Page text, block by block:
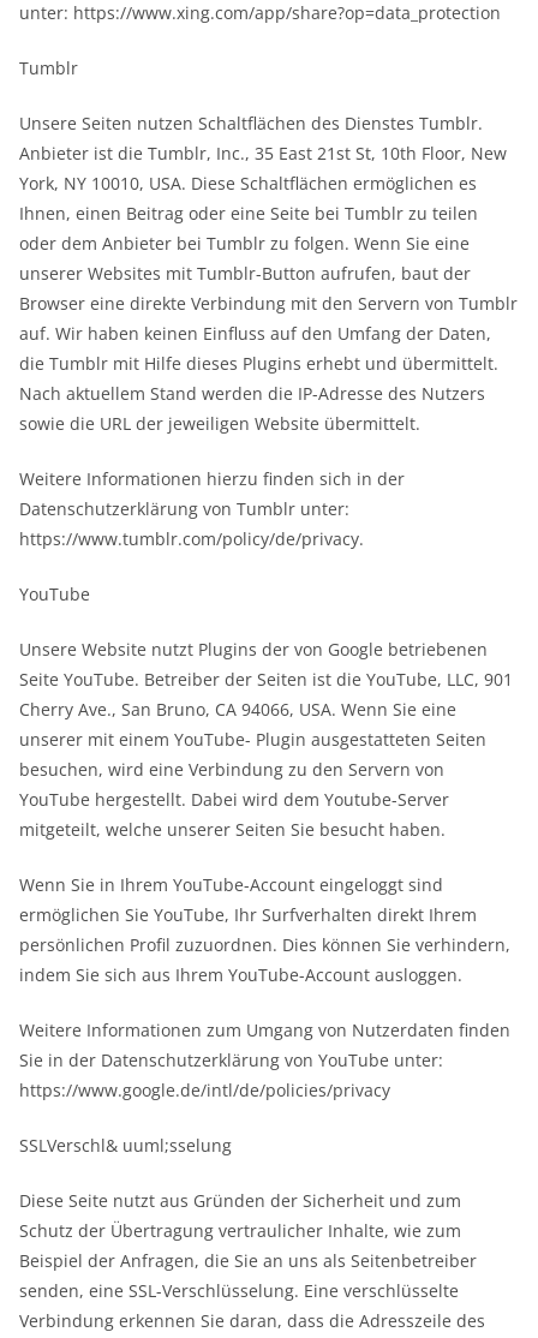
unter: https://www.xing.com/app/share?op=data_protection
Tumblr
Unsere Seiten nutzen Schaltflächen des Dienstes Tumblr.
Anbieter ist die Tumblr, Inc., 35 East 21st St, 10th Floor, New
York, NY 10010, USA. Diese Schaltflächen ermöglichen es
Ihnen, einen Beitrag oder eine Seite bei Tumblr zu teilen
oder dem Anbieter bei Tumblr zu folgen. Wenn Sie eine
unserer Websites mit Tumblr-Button aufrufen, baut der
Browser eine direkte Verbindung mit den Servern von Tumblr
auf. Wir haben keinen Einfluss auf den Umfang der Daten,
die Tumblr mit Hilfe dieses Plugins erhebt und übermittelt.
Nach aktuellem Stand werden die IP-Adresse des Nutzers
sowie die URL der jeweiligen Website übermittelt.
Weitere Informationen hierzu finden sich in der
Datenschutzerklärung von Tumblr unter:
https://www.tumblr.com/policy/de/privacy.
YouTube
Unsere Website nutzt Plugins der von Google betriebenen
Seite YouTube. Betreiber der Seiten ist die YouTube, LLC, 901
Cherry Ave., San Bruno, CA 94066, USA. Wenn Sie eine
unserer mit einem YouTube- Plugin ausgestatteten Seiten
besuchen, wird eine Verbindung zu den Servern von
YouTube hergestellt. Dabei wird dem Youtube-Server
mitgeteilt, welche unserer Seiten Sie besucht haben.
Wenn Sie in Ihrem YouTube-Account eingeloggt sind
ermöglichen Sie YouTube, Ihr Surfverhalten direkt Ihrem
persönlichen Profil zuzuordnen. Dies können Sie verhindern,
indem Sie sich aus Ihrem YouTube-Account ausloggen.
Weitere Informationen zum Umgang von Nutzerdaten finden
Sie in der Datenschutzerklärung von YouTube unter:
https://www.google.de/intl/de/policies/privacy
SSLVerschl& uuml;sselung
Diese Seite nutzt aus Gründen der Sicherheit und zum
Schutz der Übertragung vertraulicher Inhalte, wie zum
Beispiel der Anfragen, die Sie an uns als Seitenbetreiber
senden, eine SSL-Verschlüsselung. Eine verschlüsselte
Verbindung erkennen Sie daran, dass die Adresszeile des